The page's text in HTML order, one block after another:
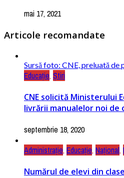
mai 17, 2021
Articole recomandate
Sursă foto: CNE, preluată de
Educație, Știri
CNE solicită Ministerului
livrării manualelor noi de
septembrie 18, 2020
Administrație, Educație, Național,
Numărul de elevi din